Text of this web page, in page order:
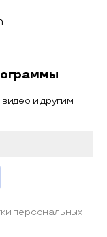
и другим
персональных